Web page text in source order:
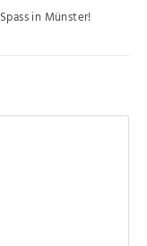
in Münster!